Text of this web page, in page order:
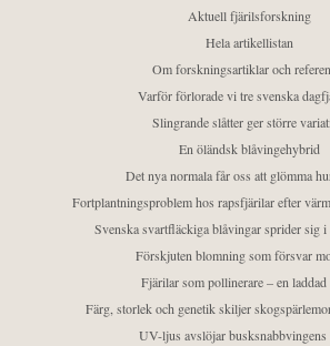
Aktuell fjärilsforskning
Hela artikellistan
Om forskningsartiklar och
Varför förlorade vi tre svenska
Slingrande slåtter ger större
En öländsk blåvingehybrid
Det nya normala får oss att glömma
Fortplantningsproblem hos rapsfjärilar efter
Svenska svartfläckiga blåvingar sprider sig
Förskjuten blomning som försvar
Fjärilar som pollinerare – en laddad
Färg, storlek och genetik skiljer
UV-ljus avslöjar busksnabbvingens